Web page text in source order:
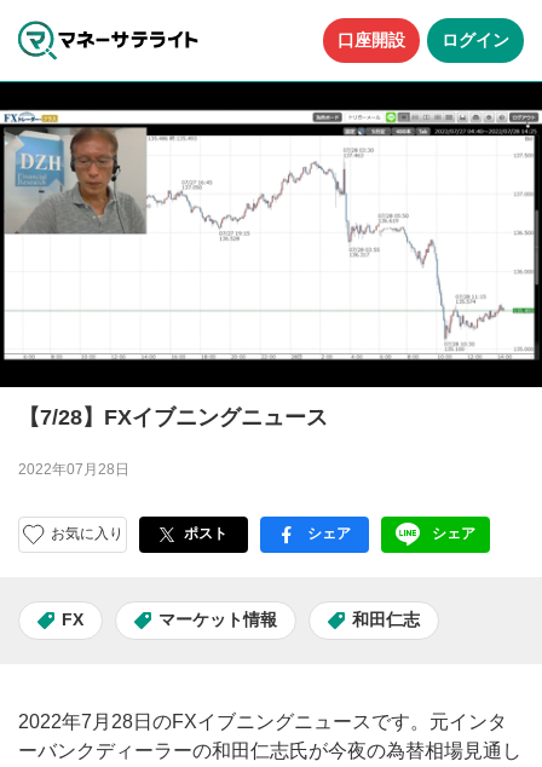
口座開設 ログイン
【7/28】FXイブニングニュース
2022年07月28日
お気に入り ポスト facebook
シェア LINE
シェア
FX マーケット情報 和田仁志
2022年7月28日のFXイブニングニュースです。元インタ
ーバンクディーラーの和田仁志氏が今夜の為替相場見通し